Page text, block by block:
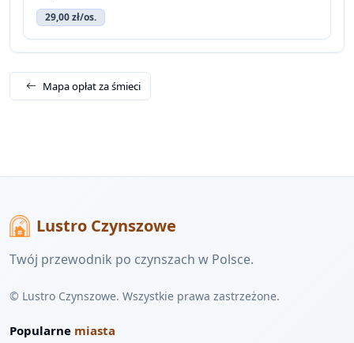
29,00 zł/os.
Mapa opłat za śmieci
Lustro Czynszowe
Twój przewodnik po czynszach w Polsce.
© Lustro Czynszowe. Wszystkie prawa zastrzeżone.
Popularne miasta